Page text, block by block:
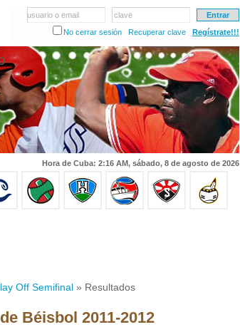
usuario o email
clave
No cerrar sesión
Recuperar clave Regístrate!!!
Hora de Cuba: 2:16 AM, sábado, 8 de agosto de 2026
Off Semifinal » Resultados
Béisbol 2011-2012